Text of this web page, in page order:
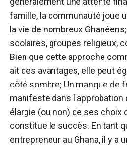
famille, la communauté joue
la vie de nombreux
scolaires, groupes religieux,
Bien que cette approche
ait des avantages, elle peut
côté sombre; Un manque de
manifeste dans l'approbation
élargie (ou non) de ses choix
constitue le succès. En tant
entrepreneur au Ghana, il y a